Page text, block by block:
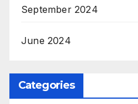
September 2024
June 2024
Categories